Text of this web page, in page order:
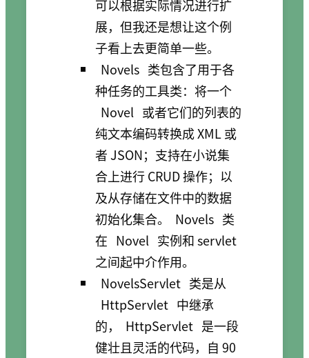
可以根据实际情况进行扩
展，但我还是想让这个例
子看上去更简单一些。
Novels 类包含了用于各
种任务的工具类：将一个
Novel 或者它们的列表的
纯文本编码转换成 XML 或
者 JSON；支持在小说集
合上进行 CRUD 操作；以
及从存储在文件中的数据
初始化集合。
Novels 类
在 Novel 实例和 servlet
之间起中介作用。
NovelsServlet 类是从
HttpServlet 中继承
的，
HttpServlet 是一段
健壮且灵活的代码，自 90